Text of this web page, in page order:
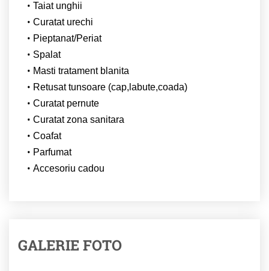
Taiat unghii
Curatat urechi
Pieptanat/Periat
Spalat
Masti tratament blanita
Retusat tunsoare (cap,labute,coada)
Curatat pernute
Curatat zona sanitara
Coafat
Parfumat
Accesoriu cadou
GALERIE FOTO